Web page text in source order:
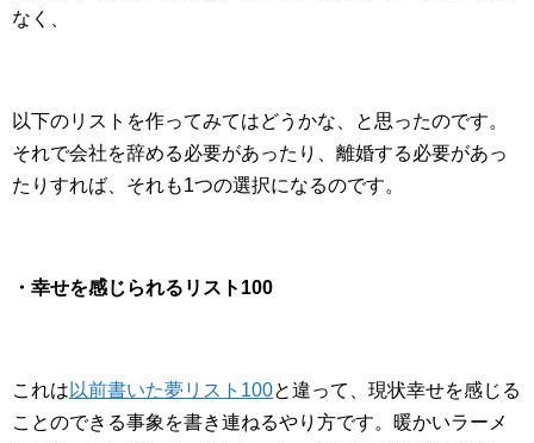
なく、
以下のリストを作ってみてはどうかな、と思ったのです。
それで会社を辞める必要があったり、離婚する必要があっ
たりすれば、それも1つの選択になるのです。
・幸せを感じられるリスト100
これは以前書いた夢リスト100と違って、現状幸せを感じる
ことのできる事象を書き連ねるやり方です。暖かいラーメ